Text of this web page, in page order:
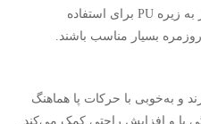
زیره PU برای استفاده
بسیار مناسب باشند.
و به‌خوبی با حرکات پا هماهنگ
پا و افزایش راحتی کمک می‌کند.